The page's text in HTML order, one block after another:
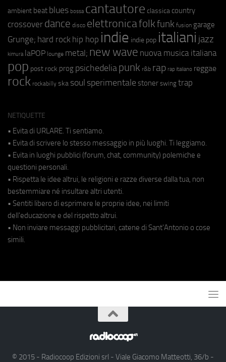
ambient beat blues bossa cantautore classica country
crossover dance disco elettronicafolkfunk fusion garage
Grunge; hard rock hip hop indie indie pop italiani jazz
kimura laPOP lounge metal; new wave nuova musica italiana
pop post rock prog psichedeliapunk r&b rap rap italiano reggae
rock rockabilly ska soul sperimentale stoner swing trap
NETIQUETTE
• Evita di URLARE. Ti sentiamo.
• Evita di scrivere lo stesso messaggio in più luoghi. Ti leggiamo.
• Evita in luoghi pubblici (forum, chat, community) polemiche e
questioni personali.
• Rispetta le idee altrui, le religioni e razze diverse dalla tua, non
bestemmiare né insultare altri utenti.
• Sentiti libero di esprimere le proprie idee, nei limiti
dell'educazione e del rispetto altrui.
• Non inviare messaggi pubblicitari, catene di Sant'Antonio o cose
simili.
© 2015 - Radiocoop Edizioni srl - Viale Giacomo Matteotti, 36/b -